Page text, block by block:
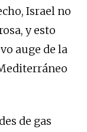
Israel no
y esto
auge de la
de gas